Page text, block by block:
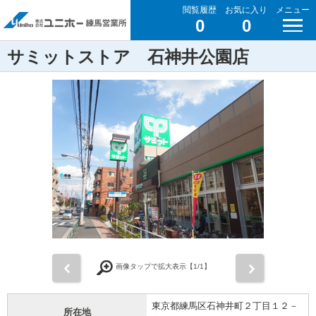
閲覧履歴
0
お気に入り
0
メニュー
サミットストア 石神井公園店
画像タップで拡大表示【1/1】
所在地
東京都練馬区石神井町２丁目１２－